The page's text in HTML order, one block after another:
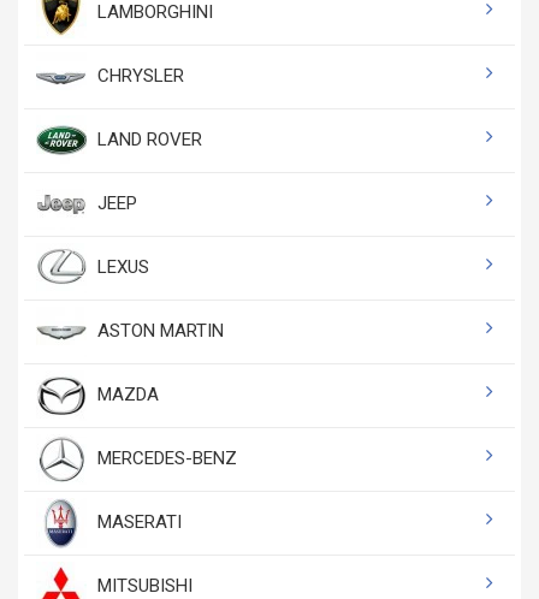
LAMBORGHINI
CHRYSLER
LAND ROVER
JEEP
LEXUS
ASTON MARTIN
MAZDA
MERCEDES-BENZ
MASERATI
MITSUBISHI